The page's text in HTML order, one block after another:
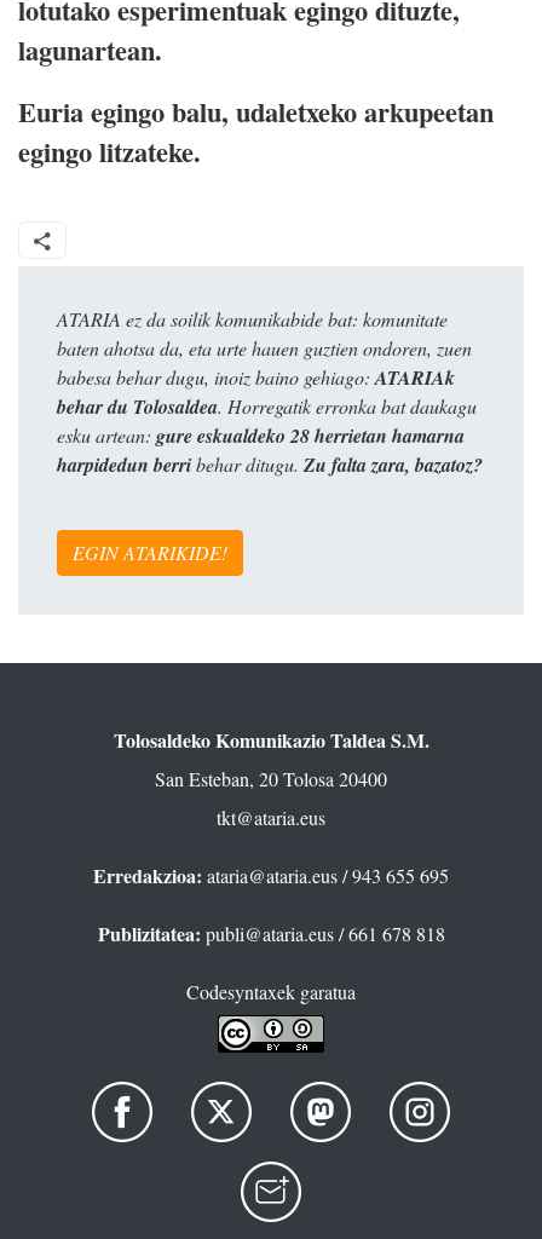
lotutako esperimentuak egingo dituzte,
lagunartean.
Euria egingo balu, udaletxeko arkupeetan
egingo litzateke.
ATARIA ez da soilik komunikabide bat: komunitate
baten ahotsa da, eta urte hauen guztien ondoren, zuen
babesa behar dugu, inoiz baino gehiago:ATARIAk
behar du Tolosaldea. Horregatik erronka bat daukagu
esku artean: gure eskualdeko 28 herrietan hamarna
harpidedun berribehar ditugu. Zu falta zara, bazatoz?
EGIN ATARIKIDE!
Tolosaldeko Komunikazio Taldea S.M.
San Esteban, 20 Tolosa 20400
tkt@ataria.eus
Erredakzioa: ataria@ataria.eus/ 943 655 695
Publizitatea: publi@ataria.eus/ 661 678 818
Codesyntaxek garatua